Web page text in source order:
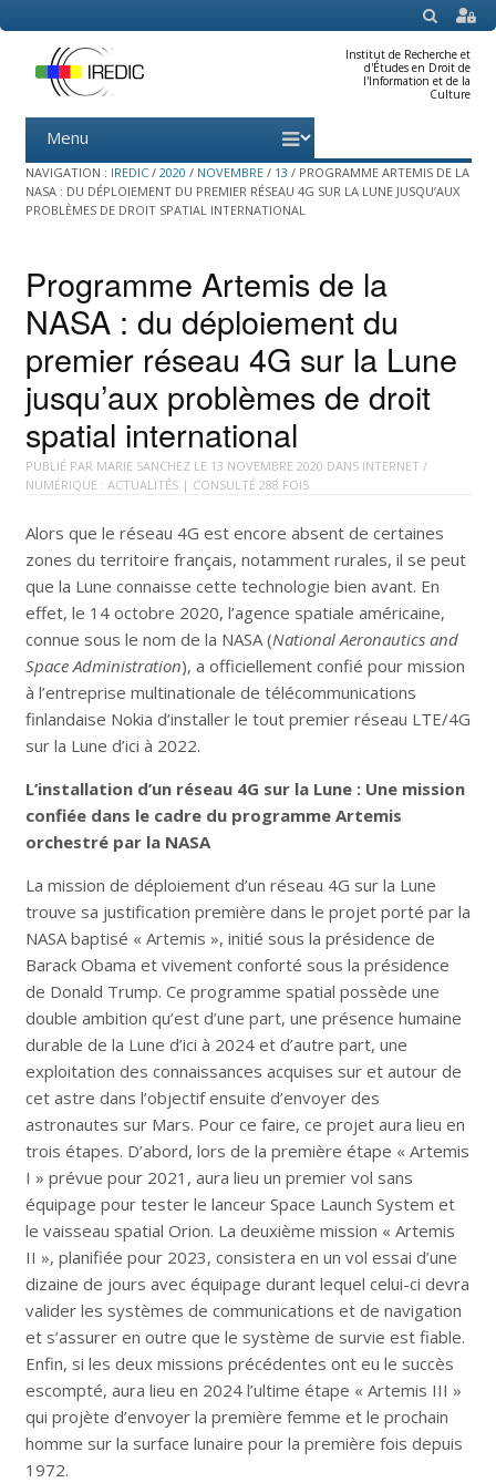
SEARCH
Institut de Recherche et
d'Études en Droit de
l'Information et de la
Culture
Menu
content
NAVIGATION : IREDIC / 2020 / NOVEMBRE / 13 / PROGRAMME ARTEMIS DE LA
NASA : DU DÉPLOIEMENT DU PREMIER RÉSEAU 4G SUR LA LUNE JUSQU’AUX
PROBLÈMES DE DROIT SPATIAL INTERNATIONAL
Programme Artemis de la
NASA : du déploiement du
premier réseau 4G sur la Lune
jusqu’aux problèmes de droit
spatial international
PUBLIÉ PAR MARIE SANCHEZLE 13 NOVEMBRE 2020 DANS INTERNET /
NUMÉRIQUE : ACTUALITÉS| CONSULTÉ 288 FOIS
Alors que le réseau 4G est encore absent de certaines
zones du territoire français, notamment rurales, il se peut
que la Lune connaisse cette technologie bien avant. En
effet, le 14 octobre 2020, l’agence spatiale américaine,
connue sous le nom de la NASA (National Aeronautics and
Space Administration), a officiellement confié pour mission
à l’entreprise multinationale de télécommunications
finlandaise Nokia d’installer le tout premier réseau LTE/4G
sur la Lune d’ici à 2022.
L’installation d’un réseau 4G sur la Lune : Une mission
confiée dans le cadre du programme Artemis
orchestré par la NASA
La mission de déploiement d’un réseau 4G sur la Lune
trouve sa justification première dans le projet porté par la
NASA baptisé « Artemis », initié sous la présidence de
Barack Obama et vivement conforté sous la présidence
de Donald Trump. Ce programme spatial possède une
double ambition qu’est d’une part, une présence humaine
durable de la Lune d’ici à 2024 et d’autre part, une
exploitation des connaissances acquises sur et autour de
cet astre dans l’objectif ensuite d’envoyer des
astronautes sur Mars. Pour ce faire, ce projet aura lieu en
trois étapes. D’abord, lors de la première étape « Artemis
I » prévue pour 2021, aura lieu un premier vol sans
équipage pour tester le lanceur Space Launch System et
le vaisseau spatial Orion. La deuxième mission « Artemis
II », planifiée pour 2023, consistera en un vol essai d’une
dizaine de jours avec équipage durant lequel celui-ci devra
valider les systèmes de communications et de navigation
et s’assurer en outre que le système de survie est fiable.
Enfin, si les deux missions précédentes ont eu le succès
escompté, aura lieu en 2024 l’ultime étape « Artemis III »
qui projète d’envoyer la première femme et le prochain
homme sur la surface lunaire pour la première fois depuis
1972.